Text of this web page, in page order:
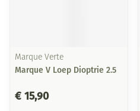
Marque Verte
Marque V Loep Dioptrie 2.5
€ 15,90